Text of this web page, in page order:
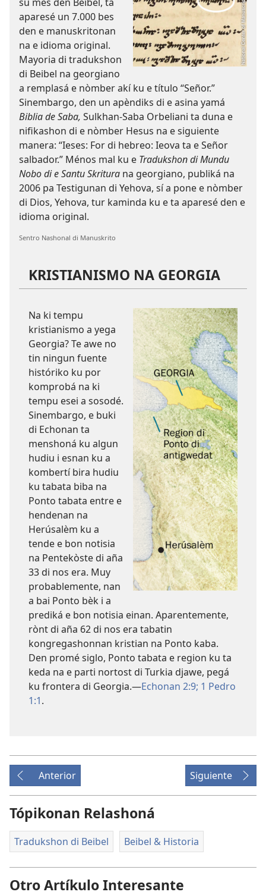
aparesé un 7.000 bes
den e manuskritonan
na e idioma original.
Mayoria di tradukshon
di Beibel na georgiano
a remplasá e nòmber akí ku e título “Señor.”
Sinembargo, den un apèndiks di e asina yamá
Biblia de Saba, Sulkhan-Saba Orbeliani ta duna e
nifikashon di e nòmber Hesus na e siguiente
manera: “Ieses: For di hebreo: Ieova ta e Señor
salbador.” Ménos mal ku e Tradukshon di Mundu
Nobo di e Santu Skritura na georgiano, publiká na
2006 pa Testigunan di Yehova, sí a pone e nòmber
di Dios, Yehova, tur kaminda ku e ta aparesé den e
idioma original.
Sentro Nashonal di Manuskrito
KRISTIANISMO NA GEORGIA
Na ki tempu
kristianismo a yega
Georgia? Te awe no
tin ningun fuente
históriko ku por
komprobá na ki
tempu esei a sosodé.
Sinembargo, e buki
di Echonan ta
menshoná ku algun
hudiu i esnan ku a
kombertí bira hudiu
ku tabata biba na
Ponto tabata entre e
hendenan na
Herúsalèm ku a
tende e bon notisia
na Pentekòste di aña
33 di nos era. Muy
probablemente, nan
a bai Ponto bèk i a
prediká e bon notisia einan. Aparentemente,
rònt di aña 62 di nos era tabatin
kongregashonnan kristian na Ponto kaba.
Den promé siglo, Ponto tabata e region ku ta
keda na e parti nortost di Turkia djawe, pegá
ku frontera di Georgia.—Echonan 2:9; 1 Pedro
1:1.
Anterior Siguiente
Tópikonan Relashoná
Tradukshon di Beibel Beibel & Historia
Otro Artíkulo Interesante